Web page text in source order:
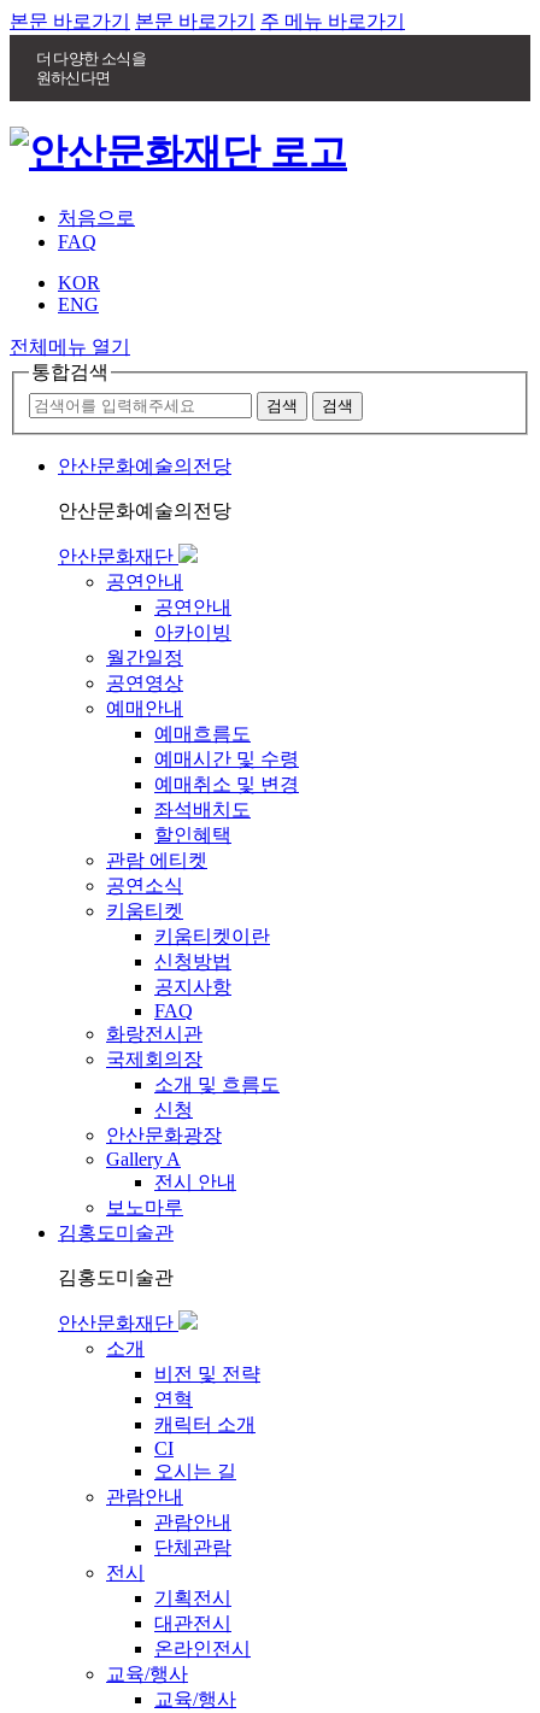
본문 바로가기 본문 바로가기 주 메뉴 바로가기
더 다양한 소식을
원하신다면
처음으로
FAQ
KOR
ENG
전체메뉴 열기
통합검색
안산문화예술의전당
안산문화예술의전당
안산문화재단
공연안내
공연안내
아카이빙
월간일정
공연영상
예매안내
예매흐름도
예매시간 및 수령
예매취소 및 변경
좌석배치도
할인혜택
관람 에티켓
공연소식
키움티켓
키움티켓이란
신청방법
공지사항
FAQ
화랑전시관
국제회의장
소개 및 흐름도
신청
안산문화광장
Gallery A
전시 안내
보노마루
김홍도미술관
김홍도미술관
안산문화재단
소개
비전 및 전략
연혁
캐릭터 소개
CI
오시는 길
관람안내
관람안내
단체관람
전시
기획전시
대관전시
온라인전시
교육/행사
교육/행사